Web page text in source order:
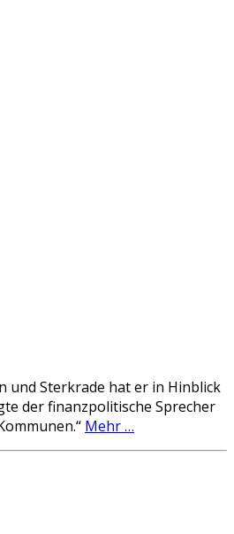
und Sterkrade hat er in Hinblick
der finanzpolitische Sprecher
Mehr …